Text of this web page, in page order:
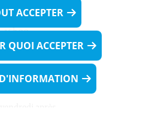
ACCEPTER
QUOI ACCEPTER